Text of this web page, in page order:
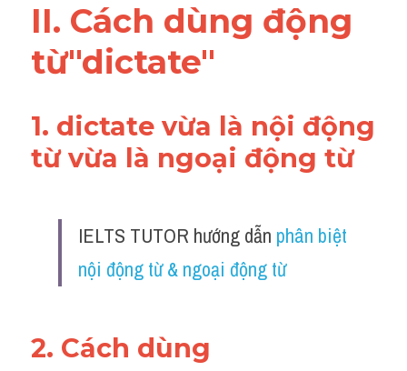
II. Cách dùng động
từ"dictate"
1. dictate vừa là nội động
từ vừa là ngoại động từ
IELTS TUTOR hướng dẫn phân biệt
nội động từ & ngoại động từ
2. Cách dùng